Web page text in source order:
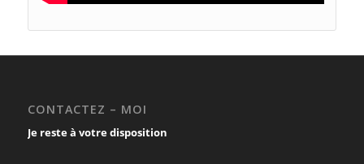
CONTACTEZ – MOI
Je reste à votre disposition